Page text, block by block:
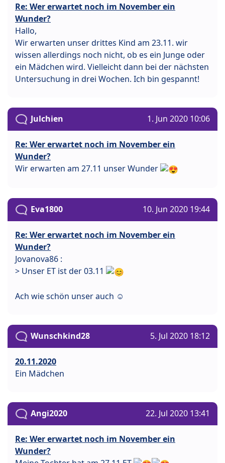
Re: Wer erwartet noch im November ein
Wunder?
Hallo,
Wir erwarten unser drittes Kind am 23.11. wir
wissen allerdings noch nicht, ob es ein Junge oder
ein Mädchen wird. Vielleicht dann bei der nächsten
Untersuchung in drei Wochen. Ich bin gespannt!
Julchien 1. Jun 2020 10:06
Re: Wer erwartet noch im November ein
Wunder?
Wir erwarten am 27.11 unser Wunder
Eva1800 10. Jun 2020 19:44
Re: Wer erwartet noch im November ein
Wunder?
Jovanova86 :
> Unser ET ist der 03.11
Ach wie schön unser auch ☺
Wunschkind28 5. Jul 2020 18:12
20.11.2020
Ein Mädchen
Angi2020 22. Jul 2020 13:41
Re: Wer erwartet noch im November ein
Wunder?